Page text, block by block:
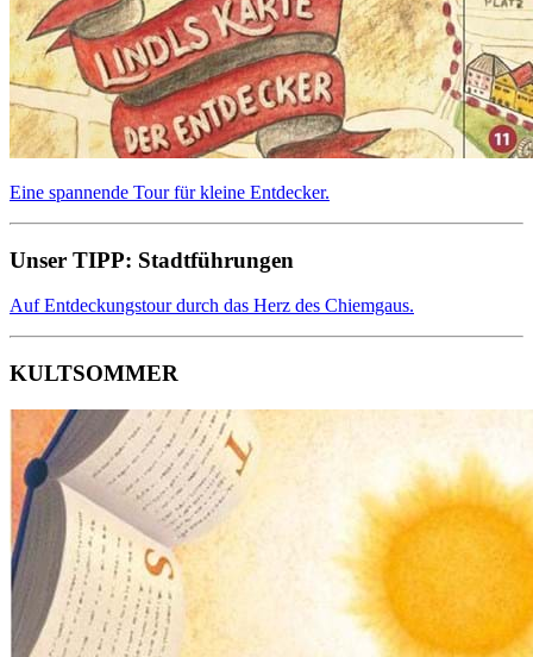
Ei­ne span­nen­de Tour für klei­ne Ent­de­cker.
Unser TIPP: Stadtführungen
Auf Entdeckungstour durch das Herz des Chiemgaus.
KULTSOMMER